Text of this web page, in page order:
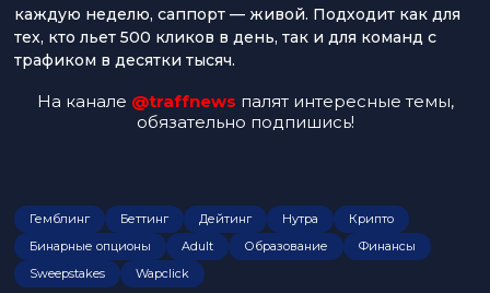
каждую неделю, саппорт — живой. Подходит как для
тех, кто льет 500 кликов в день, так и для команд с
трафиком в десятки тысяч.
На канале @traffnews палят интересные темы,
обязательно подпишись!
Гемблинг Беттинг Дейтинг Нутра
Крипто
Бинарные опционы
Adult Образование
Финансы
Sweepstakes
Wapclick